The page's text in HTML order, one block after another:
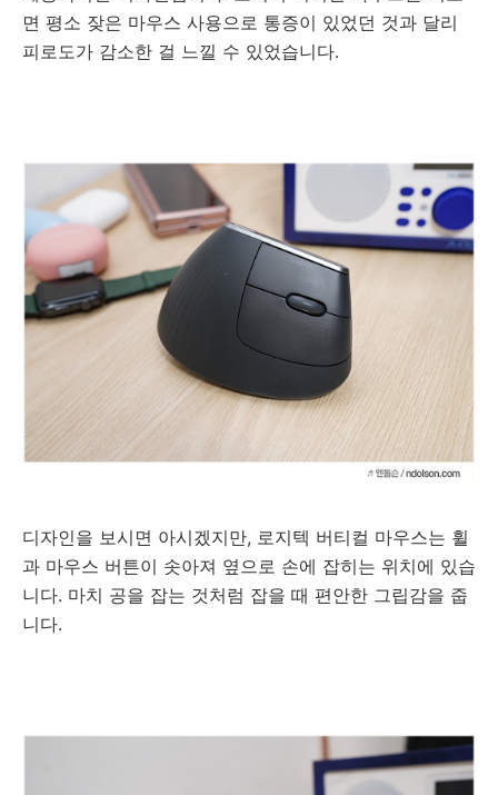
면 평소 잦은 마우스 사용으로 통증이 있었던 것과 달리
피로도가 감소한 걸 느낄 수 있었습니다.
디자인을 보시면 아시겠지만, 로지텍 버티컬 마우스는 휠
과 마우스 버튼이 솟아져 옆으로 손에 잡히는 위치에 있습
니다. 마치 공을 잡는 것처럼 잡을 때 편안한 그립감을 줍
니다.